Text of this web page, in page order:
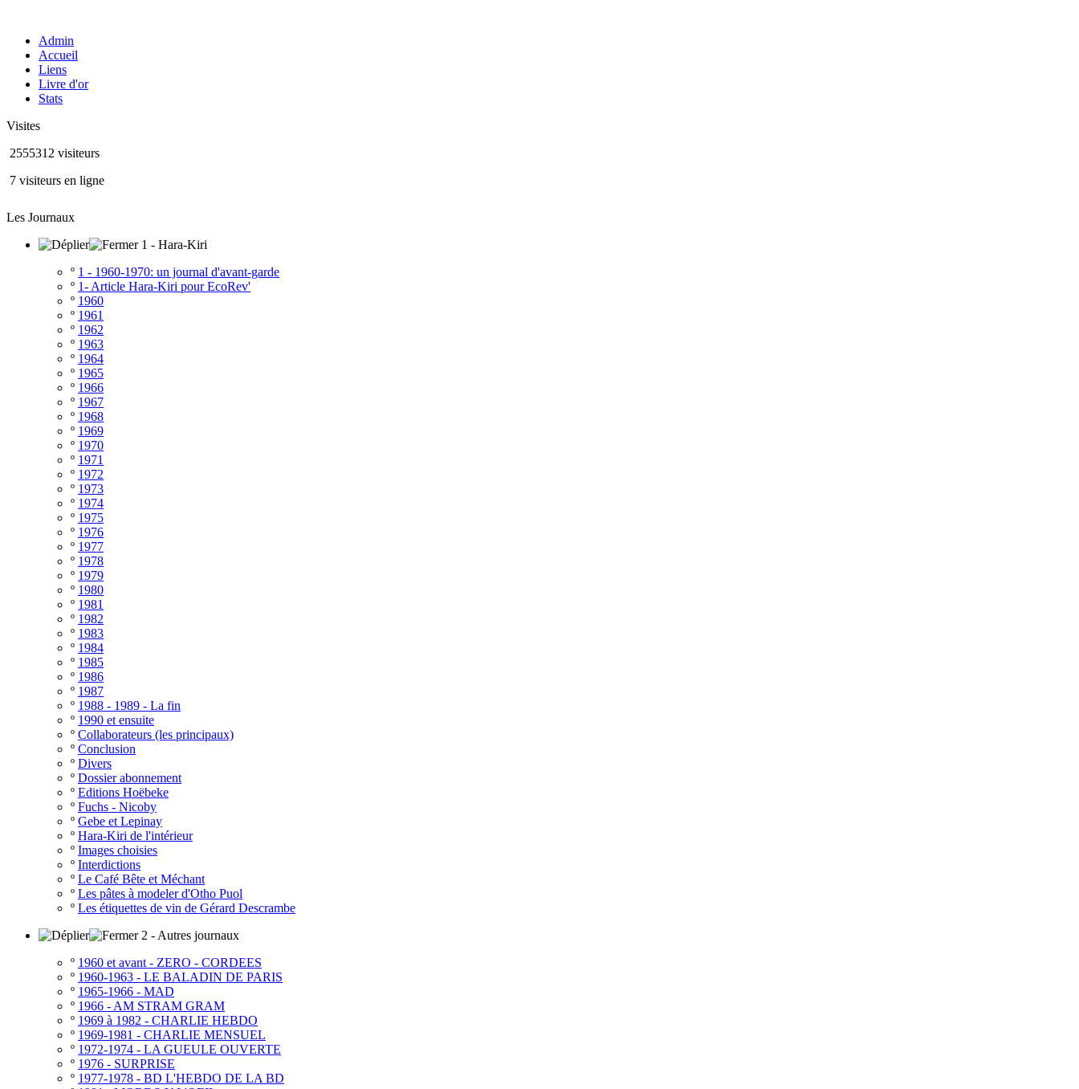
Admin
Accueil
Liens
Livre d'or
Stats
Visites
2555312 visiteurs
7 visiteurs en ligne
Les Journaux
1 - Hara-Kiri
º 1 - 1960-1970: un journal d'avant-garde
º 1- Article Hara-Kiri pour EcoRev'
º 1960
º 1961
º 1962
º 1963
º 1964
º 1965
º 1966
º 1967
º 1968
º 1969
º 1970
º 1971
º 1972
º 1973
º 1974
º 1975
º 1976
º 1977
º 1978
º 1979
º 1980
º 1981
º 1982
º 1983
º 1984
º 1985
º 1986
º 1987
º 1988 - 1989 - La fin
º 1990 et ensuite
º Collaborateurs (les principaux)
º Conclusion
º Divers
º Dossier abonnement
º Editions Hoëbeke
º Fuchs - Nicoby
º Gebe et Lepinay
º Hara-Kiri de l'intérieur
º Images choisies
º Interdictions
º Le Café Bête et Méchant
º Les pâtes à modeler d'Otho Puol
º Les étiquettes de vin de Gérard Descrambe
2 - Autres journaux
º 1960 et avant - ZERO - CORDEES
º 1960-1963 - LE BALADIN DE PARIS
º 1965-1966 - MAD
º 1966 - AM STRAM GRAM
º 1969 à 1982 - CHARLIE HEBDO
º 1969-1981 - CHARLIE MENSUEL
º 1972-1974 - LA GUEULE OUVERTE
º 1976 - SURPRISE
º 1977-1978 - BD L'HEBDO DE LA BD